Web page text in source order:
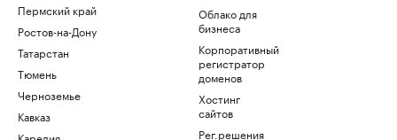
Пермский край
Ростов-на-Дону
Татарстан
Тюмень
Черноземье
Кавказ
Облако для
бизнеса
Корпоративный
регистратор
доменов
Хостинг
сайтов
Рег.решения